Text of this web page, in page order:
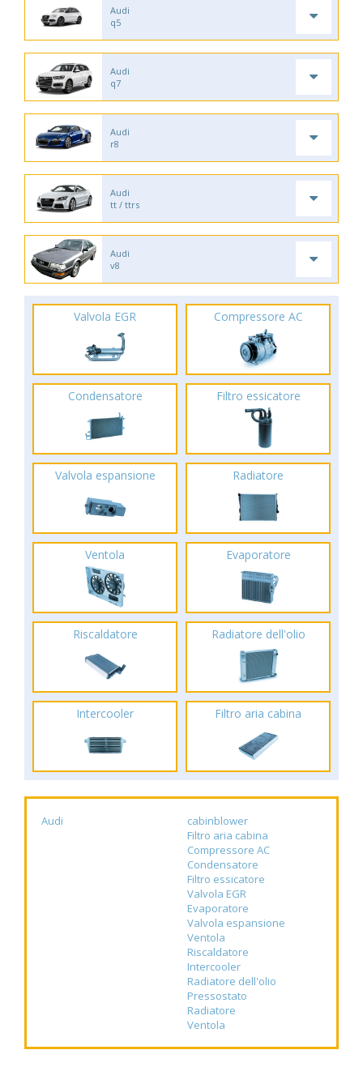
Audi
q5
Audi
q7
Audi
r8
Audi
tt / ttrs
Audi
v8
Valvola EGR Compressore AC
Condensatore Filtro essicatore
Valvola espansione Radiatore
Ventola Evaporatore
Riscaldatore Radiatore dell'olio
Intercooler Filtro aria cabina
Audi
cabinblower
Filtro aria cabina
Compressore AC
Condensatore
Filtro essicatore
Valvola EGR
Evaporatore
Valvola espansione
Ventola
Riscaldatore
Intercooler
Radiatore dell'olio
Pressostato
Radiatore
Ventola